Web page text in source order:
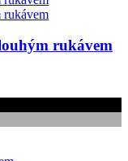
rukávem